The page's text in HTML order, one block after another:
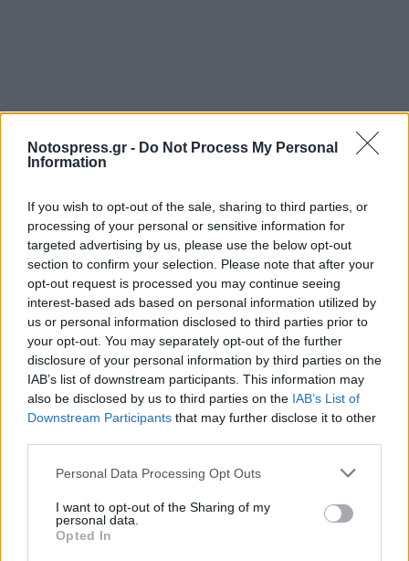
Notospress.gr - Do Not Process My Personal
Information
If you wish to opt-out of the sale, sharing to third parties, or
processing of your personal or sensitive information for
targeted advertising by us, please use the below opt-out
section to confirm your selection. Please note that after your
opt-out request is processed you may continue seeing
interest-based ads based on personal information utilized by
us or personal information disclosed to third parties prior to
your opt-out. You may separately opt-out of the further
disclosure of your personal information by third parties on the
IAB’s list of downstream participants. This information may
also be disclosed by us to third parties on the IAB’s List of
Downstream Participants that may further disclose it to other
Personal Data Processing Opt Outs
I want to opt-out of the Sharing of my
personal data.
Opted In
Σχετικά Άρθρα